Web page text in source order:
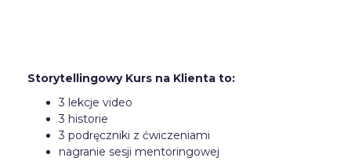
Storytellingowy Kurs na Klienta to:
3 lekcje video
3 historie
3 podręczniki z ćwiczeniami
nagranie sesji mentoringowej